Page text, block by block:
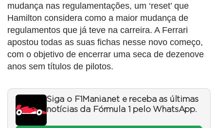
mudança nas regulamentações, um ‘reset’ que
Hamilton considera como a maior mudança de
regulamentos que já teve na carreira. A Ferrari
apostou todas as suas fichas nesse novo começo,
com o objetivo de encerrar uma seca de dezenove
anos sem títulos de pilotos.
Siga o F1Mania.net e receba as últimas
notícias da Fórmula 1 pelo WhatsApp.